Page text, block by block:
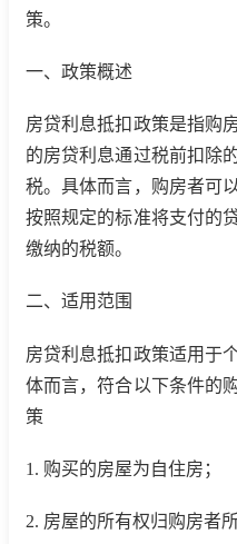
策。
一、政策概述
房贷利息抵扣政策是指购
的房贷利息通过税前扣除
税。具体而言，购房者可
按照规定的标准将支付的
缴纳的税额。
二、适用范围
房贷利息抵扣政策适用于
体而言，符合以下条件的
策
1. 购买的房屋为自住房；
2. 房屋的所有权归购房者所